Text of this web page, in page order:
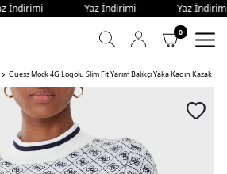
- Yaz İndirimi - Yaz
0
Guess Mock 4G Logolu Slim Fit Yarım Balıkçı Yaka Kadın Kazak